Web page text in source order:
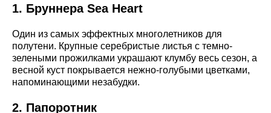
1. Бруннера Sea Heart
Один из самых эффектных многолетников для
полутени. Крупные серебристые листья с темно-
зелеными прожилками украшают клумбу весь сезон, а
весной куст покрывается нежно-голубыми цветками,
напоминающими незабудки.
2. Папоротник